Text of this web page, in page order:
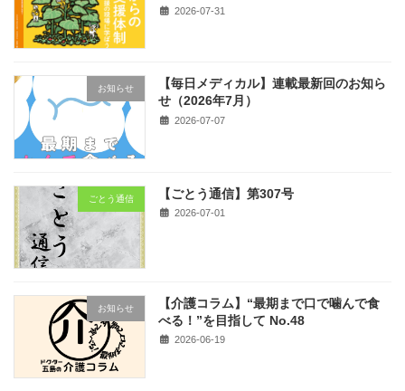
2026-07-31
お知らせ
【毎日メディカル】連載最新回のお知ら
せ（2026年7月）
2026-07-07
ごとう通信 【ごとう通信】第307号
2026-07-01
お知らせ
【介護コラム】“最期まで口で噛んで食
べる！”を目指して No.48
2026-06-19